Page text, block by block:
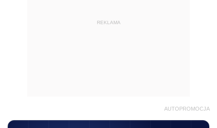
REKLAMA
AUTOPROMOCJA